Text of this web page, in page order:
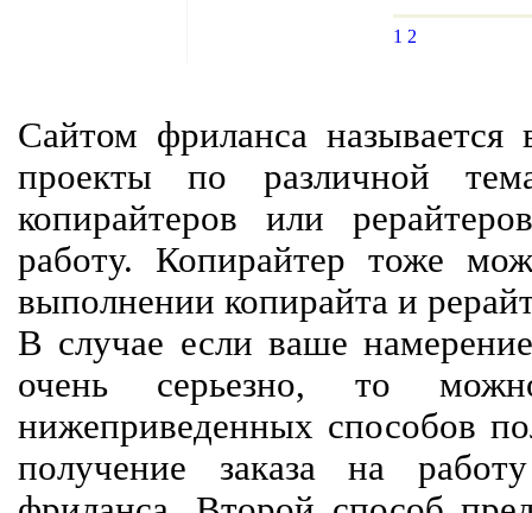
1 2
Сайтом фриланса называется
проекты по различной
копирайтеров или
работу. Копирайтер тоже
выполнении копирайта и
В случае если ваше
очень серьезно, то
нижеприведенных способов
получение заказа на